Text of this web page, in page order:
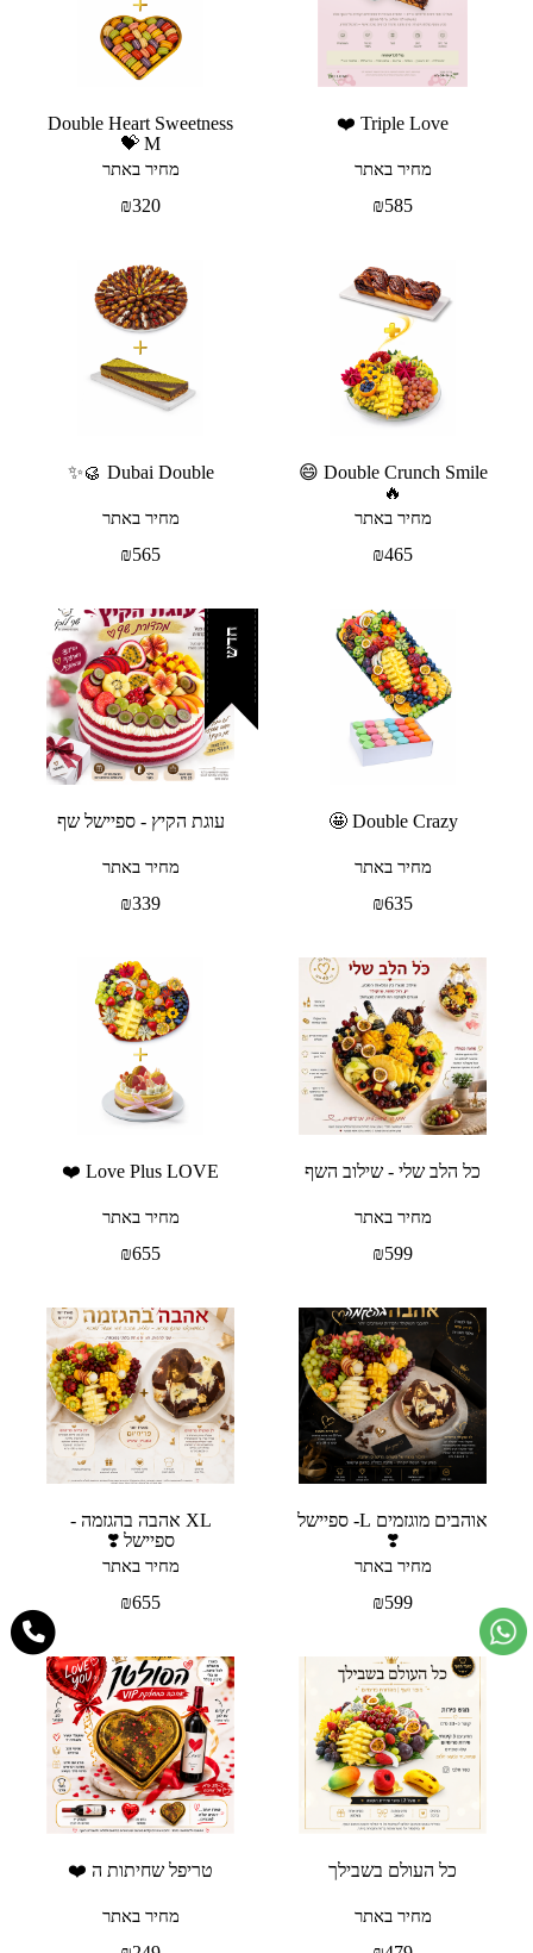
Triple Love ❤️
מחיר באתר
₪585
Double Heart Sweetness
M 💝
מחיר באתר
₪320
Double Crunch Smile 😄
🔥
מחיר באתר
₪465
Dubai Double 🥮✨
מחיר באתר
₪565
Double Crazy 🤩
מחיר באתר
₪635
חדש
עוגת הקיץ - ספיישל שף
מחיר באתר
₪339
כל הלב שלי - שילוב השף
מחיר באתר
₪599
Love Plus LOVE ❤️
מחיר באתר
₪655
אוהבים מוגזמים L- ספיישל
❣️
מחיר באתר
₪599
XL אהבה בהגזמה -
ספיישל ❣️
מחיר באתר
₪655
כל העולם בשבילך
מחיר באתר
טריפל שחיתות ה ❤️
מחיר באתר